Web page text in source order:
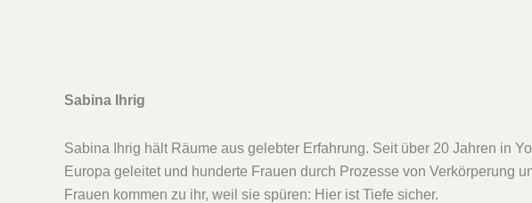
Sabina Ihrig
Sabina Ihrig hält Räume aus gelebter Erfahrung. Seit über 20 Jahren in
Europa geleitet und hunderte Frauen durch Prozesse von Verkörperung
Frauen kommen zu ihr, weil sie spüren: Hier ist Tiefe sicher.